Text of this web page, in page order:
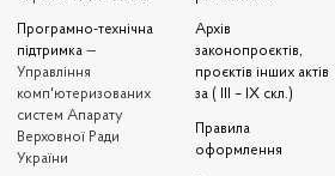
Програмно-технічна
підтримка —
Управління
комп'ютеризованих
систем Апарату
Верховної Ради
України
Архів
законопроєктів,
проєктів інших актів
за ( III – IX скл.)
Правила
оформлення